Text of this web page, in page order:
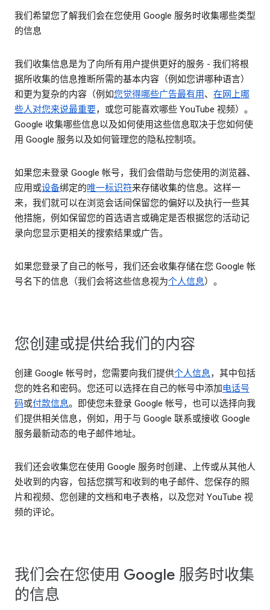
我们希望您了解我们会在您使用 Google 服务时收集哪些类型
的信息
我们收集信息是为了向所有用户提供更好的服务 - 我们将根
据所收集的信息推断所需的基本内容（例如您讲哪种语言）
和更为复杂的内容（例如您觉得哪些广告最有用、 在网上哪
些人对您来说最重要，或您可能喜欢哪些 YouTube 视频）。
Google 收集哪些信息以及如何使用这些信息取决于您如何使
用 Google 服务以及如何管理您的隐私控制项。
如果您未登录 Google 帐号，我们会借助与您使用的浏览器、
应用或设备绑定的唯一标识符来存储收集的信息。这样一
来，我们就可以在浏览会话间保留您的偏好以及执行一些其
他措施，例如保留您的首选语言或确定是否根据您的活动记
录向您显示更相关的搜索结果或广告。
如果您登录了自己的帐号，我们还会收集存储在您 Google 帐
号名下的信息（我们会将这些信息视为个人信息）。
您创建或提供给我们的内容
创建 Google 帐号时，您需要向我们提供个人信息，其中包括
您的姓名和密码。您还可以选择在自己的帐号中添加电话号
码或付款信息。即使您未登录 Google 帐号，也可以选择向我
们提供相关信息，例如，用于与 Google 联系或接收 Google
服务最新动态的电子邮件地址。
我们还会收集您在使用 Google 服务时创建、上传或从其他人
处收到的内容，包括您撰写和收到的电子邮件、您保存的照
片和视频、您创建的文档和电子表格，以及您对 YouTube 视
频的评论。
我们会在您使用 Google 服务时收集
的信息